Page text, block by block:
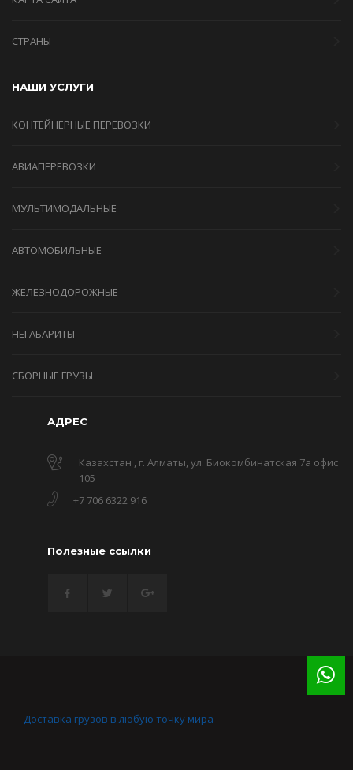
СТРАНЫ
НАШИ УСЛУГИ
КОНТЕЙНЕРНЫЕ ПЕРЕВОЗКИ
АВИАПЕРЕВОЗКИ
МУЛЬТИМОДАЛЬНЫЕ
АВТОМОБИЛЬНЫЕ
ЖЕЛЕЗНОДОРОЖНЫЕ
НЕГАБАРИТЫ
СБОРНЫЕ ГРУЗЫ
АДРЕС
Казахстан , г. Алматы, ул. Биокомбинатская 7а офис
105
+7 706 6322 916
Полезные ссылки
Доставка грузов в любую точку мира